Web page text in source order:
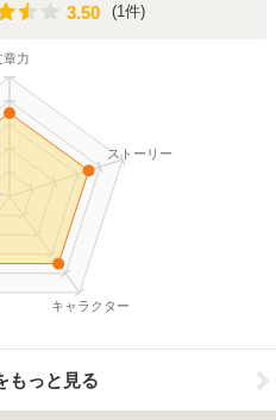
3.50
3.50 (1件)
章力
ストーリー
キャラクター
もっと見る